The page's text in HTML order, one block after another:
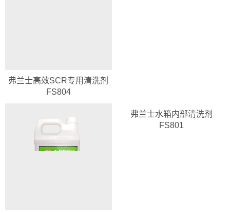
弗兰士高效SCR专用清洗剂
FS804
弗兰士水箱内部清洗剂
FS801